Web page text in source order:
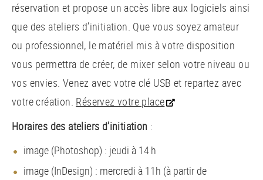
réservation et propose un accès libre aux logiciels ainsi
que des ateliers d’initiation. Que vous soyez amateur
ou professionnel, le matériel mis à votre disposition
vous permettra de créer, de mixer selon votre niveau ou
vos envies. Venez avec votre clé USB et repartez avec
votre création. Réservez votre place
Horaires des ateliers d’initiation :
image (Photoshop) : jeudi à 14 h
image (InDesign) : mercredi à 11h (à partir de